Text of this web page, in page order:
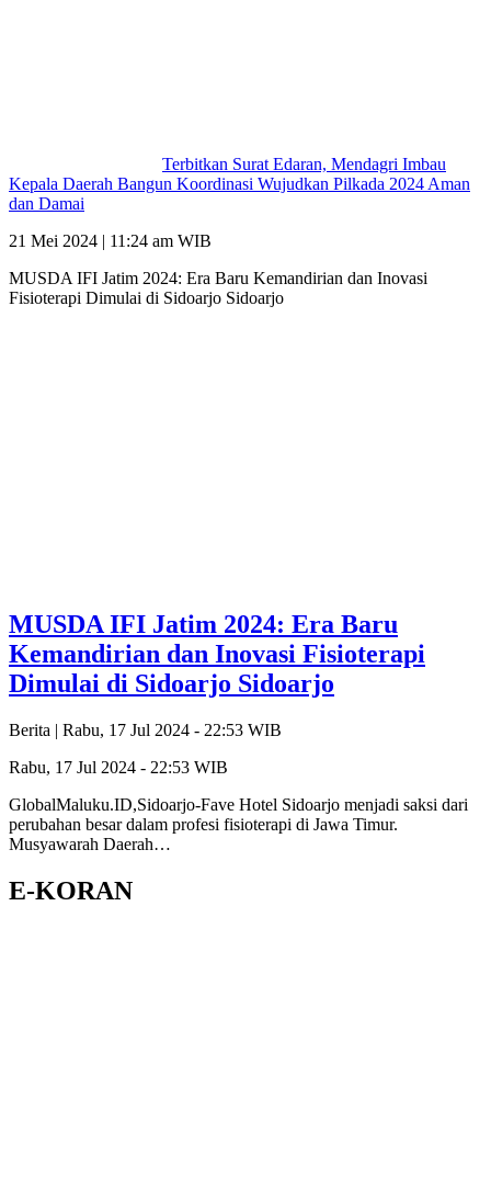
Terbitkan Surat Edaran, Mendagri Imbau
Kepala Daerah Bangun Koordinasi Wujudkan Pilkada 2024 Aman
dan Damai
21 Mei 2024 | 11:24 am WIB
MUSDA IFI Jatim 2024: Era Baru Kemandirian dan Inovasi
Fisioterapi Dimulai di Sidoarjo Sidoarjo
MUSDA IFI Jatim 2024: Era Baru
Kemandirian dan Inovasi Fisioterapi
Dimulai di Sidoarjo Sidoarjo
Berita | Rabu, 17 Jul 2024 - 22:53 WIB
Rabu, 17 Jul 2024 - 22:53 WIB
GlobalMaluku.ID,Sidoarjo-Fave Hotel Sidoarjo menjadi saksi dari
perubahan besar dalam profesi fisioterapi di Jawa Timur.
Musyawarah Daerah…
E-KORAN